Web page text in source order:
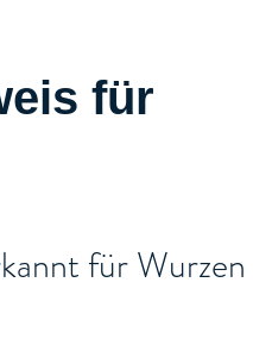
für
für Wurzen